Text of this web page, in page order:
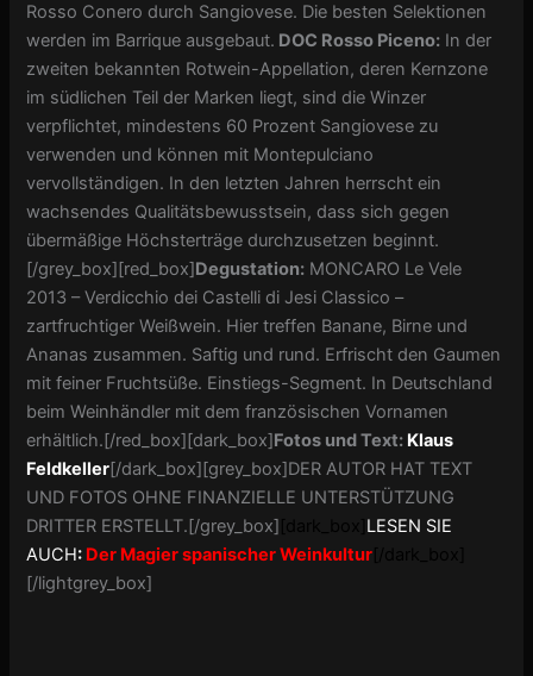
Rosso Conero durch Sangiovese. Die besten Selektionen
werden im Barrique ausgebaut. DOC Rosso Piceno: In der
zweiten bekannten Rotwein-Appellation, deren Kernzone
im südlichen Teil der Marken liegt, sind die Winzer
verpflichtet, mindestens 60 Prozent Sangiovese zu
verwenden und können mit Montepulciano
vervollständigen. In den letzten Jahren herrscht ein
wachsendes Qualitätsbewusstsein, dass sich gegen
übermäßige Höchsterträge durchzusetzen beginnt.
[/grey_box][red_box]Degustation: MONCARO Le Vele
2013 – Verdicchio dei Castelli di Jesi Classico –
zartfruchtiger Weißwein. Hier treffen Banane, Birne und
Ananas zusammen. Saftig und rund. Erfrischt den Gaumen
mit feiner Fruchtsüße. Einstiegs-Segment. In Deutschland
beim Weinhändler mit dem französischen Vornamen
erhältlich.[/red_box][dark_box]Fotos und Text: Klaus
Feldkeller[/dark_box][grey_box]DER AUTOR HAT TEXT
UND FOTOS OHNE FINANZIELLE UNTERSTÜTZUNG
DRITTER ERSTELLT.[/grey_box]
LESEN SIE
AUCH: Der Magier spanischer Weinkultur
[/lightgrey_box]